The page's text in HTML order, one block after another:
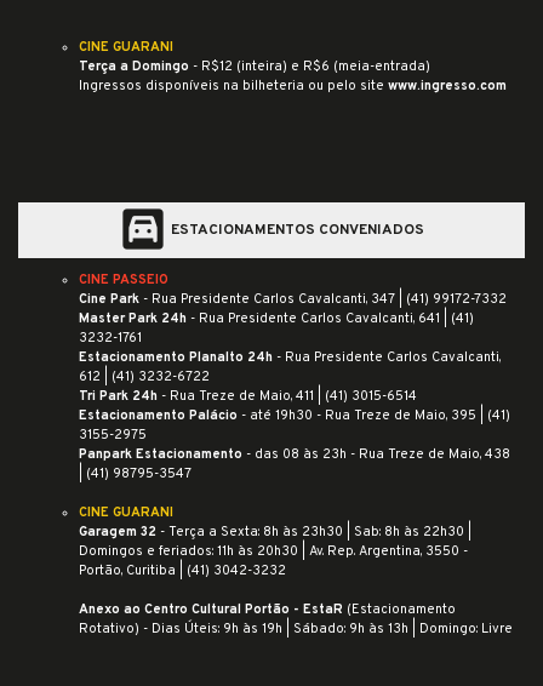
CINE GUARANI
Terça a Domingo - R$12 (inteira) e R$6 (meia-entrada)
Ingressos disponíveis na bilheteria ou pelo site www.ingresso.com
garage ESTACIONAMENTOS CONVENIADOS
CINE PASSEIO
Cine Park - Rua Presidente Carlos Cavalcanti, 347 | (41) 99172-7332
Master Park 24h - Rua Presidente Carlos Cavalcanti, 641 | (41)
3232-1761
Estacionamento Planalto 24h - Rua Presidente Carlos Cavalcanti,
612 | (41) 3232-6722
Tri Park 24h - Rua Treze de Maio, 411 | (41) 3015-6514
Estacionamento Palácio - até 19h30 - Rua Treze de Maio, 395 | (41)
3155-2975
Panpark Estacionamento - das 08 às 23h - Rua Treze de Maio, 438
| (41) 98795-3547
CINE GUARANI
Garagem 32 - Terça a Sexta: 8h às 23h30 | Sab: 8h às 22h30 |
Domingos e feriados: 11h às 20h30 | Av. Rep. Argentina, 3550 -
Portão, Curitiba | (41) 3042-3232
Anexo ao Centro Cultural Portão - EstaR (Estacionamento
Rotativo) - Dias Úteis: 9h às 19h | Sábado: 9h às 13h | Domingo: Livre